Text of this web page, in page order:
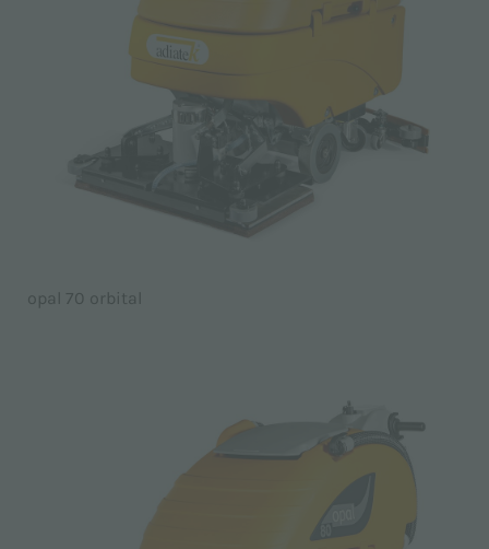
opal 70 orbital